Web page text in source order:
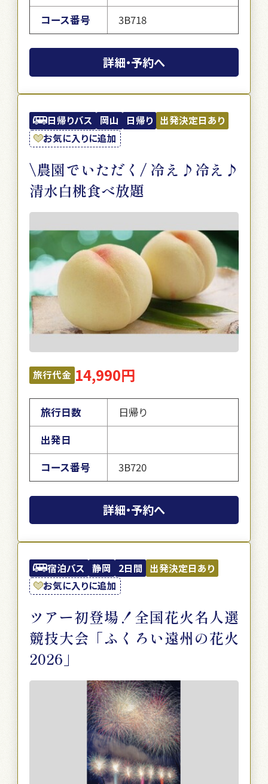
コース番号
3B718
詳細・予約へ
日帰りバス 岡山 日帰り 出発決定日あり
お気に入りに追加
\農園でいただく/ 冷え♪冷え♪
清水白桃食べ放題
旅行代金 14,990円
旅行日数
日帰り
出発日
コース番号
3B720
詳細・予約へ
宿泊バス 静岡 2日間 出発決定日あり
お気に入りに追加
ツアー初登場！全国花火名人選
競技大会「ふくろい遠州の花火
2026」